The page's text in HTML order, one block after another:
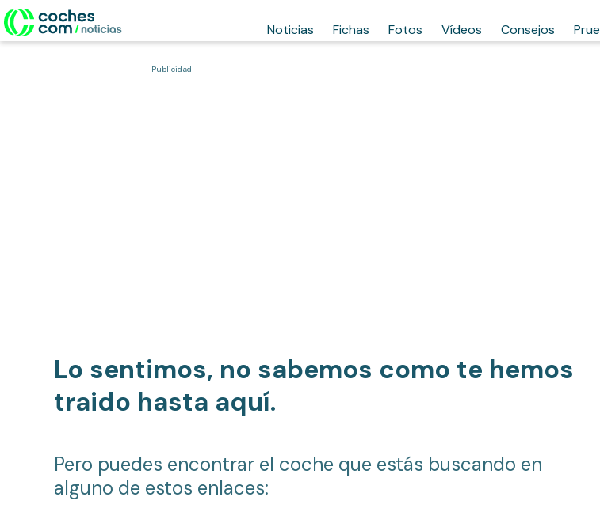
Noticias Fichas Fotos Vídeos Consejos
Publicidad
Lo sentimos, no sabemos como te hemos
traido hasta aquí.
Pero puedes encontrar el coche que estás buscando en
alguno de estos enlaces: